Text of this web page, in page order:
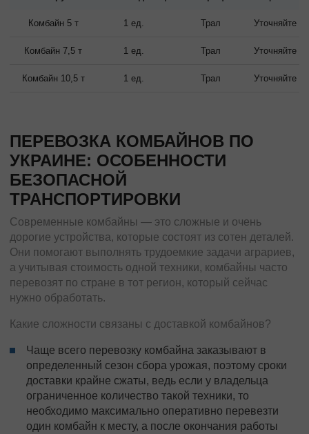
Комбайн 5 т 1 ед. Трал Уточняйте
Комбайн 7,5 т 1 ед. Трал Уточняйте
Комбайн 10,5 т 1 ед. Трал Уточняйте
ПЕРЕВОЗКА КОМБАЙНОВ ПО
УКРАИНЕ: ОСОБЕННОСТИ
БЕЗОПАСНОЙ
ТРАНСПОРТИРОВКИ
Современные комбайны — это сложные и очень
дорогие устройства, которые состоят из сотен деталей.
Они помогают выполнять трудоемкие задачи аграриев,
а учитывая стоимость одной техники, комбайны часто
перевозят по стране в тот регион, который сейчас
нужно обработать.
Какие сложности связаны с доставкой комбайнов?
Чаще всего перевозку комбайна заказывают в
определенный сезон сбора урожая, поэтому сроки
доставки крайне сжаты, ведь если у владельца
ограниченное количество такой техники, то
необходимо максимально оперативно перевезти
один комбайн к месту, а после окончания работы